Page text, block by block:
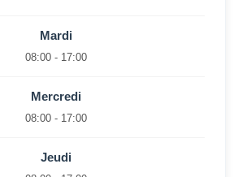
Mardi
08:00 - 17:00
Mercredi
08:00 - 17:00
Jeudi